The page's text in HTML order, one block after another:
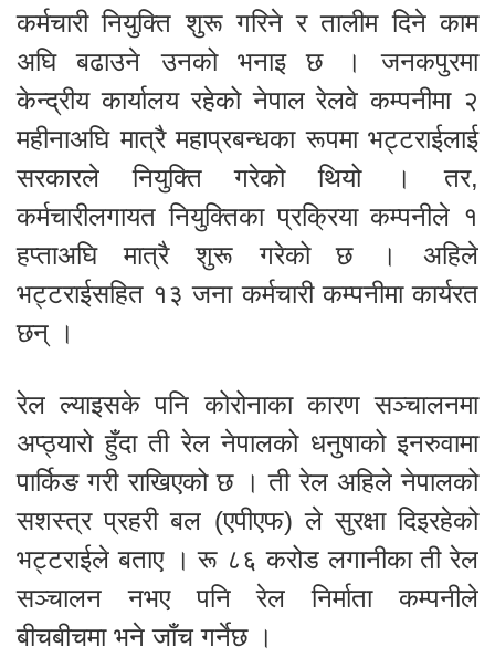
कर्मचारी नियुक्ति शुरू गरिने र तालीम दिने काम
अघि बढाउने उनको भनाइ छ । जनकपुरमा
केन्द्रीय कार्यालय रहेको नेपाल रेलवे कम्पनीमा २
महीनाअघि मात्रै महाप्रबन्धका रूपमा भट्टराईलाई
सरकारले नियुक्ति गरेको थियो । तर,
कर्मचारीलगायत नियुक्तिका प्रक्रिया कम्पनीले १
हप्ताअघि मात्रै शुरू गरेको छ । अहिले
भट्टराईसहित १३ जना कर्मचारी कम्पनीमा कार्यरत
छन् ।
रेल ल्याइसके पनि कोरोनाका कारण सञ्चालनमा
अप्ठ्यारो हुँदा ती रेल नेपालको धनुषाको इनरुवामा
पार्किङ गरी राखिएको छ । ती रेल अहिले नेपालको
सशस्त्र प्रहरी बल (एपीएफ) ले सुरक्षा दिइरहेको
भट्टराईले बताए । रू ८६ करोड लगानीका ती रेल
सञ्चालन नभए पनि रेल निर्माता कम्पनीले
बीचबीचमा भने जाँच गर्नेछ ।